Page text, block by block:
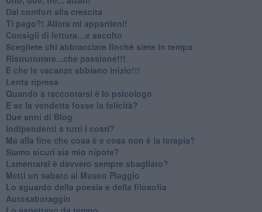
​Dal comfort alla crescita
​Ti pago?! Allora mi appartieni!​
​Consigli di lettura…e ascolto
​Scegliete chi abbracciare finché siete in tempo
​Ristrutturare...che passione!!!
​E che le vacanze abbiano inizio!!!
​Lenta ripresa
​Quando a raccontarsi è lo psicologo
​E se la vendetta fosse la felicità?
​Due anni di Blog
​Indipendenti a tutti i costi?
​Ma alla fine che cosa è e cosa non è la terapia?
​Siamo sicuri sia mio nipote?
​Lamentarsi è davvero sempre sbagliato?
​Metti un sabato al Museo Piaggio
​Lo sguardo della poesia e della filosofia
Autosabotaggio